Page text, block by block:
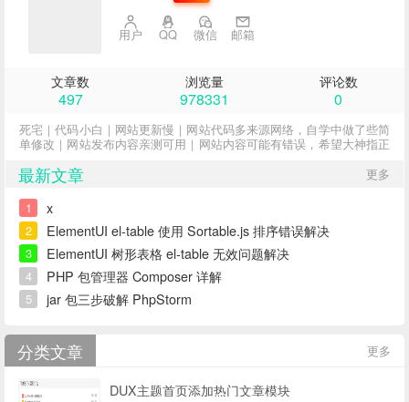
用户 QQ 微信 邮箱
文章数
497
浏览量
978331
评论数
0
死宅｜代码小白｜网站更新慢｜网站代码多来源网络，自学中做了些简
单修改｜网站发布内容亲测可用｜网站内容可能有错误，希望大神指正
更多
最新文章
1 x
2 ElementUI el-table 使用 Sortable.js 排序错误解决
3 ElementUI 树形表格 el-table 无效问题解决
4 PHP 包管理器 Composer 详解
5 jar 包三步破解 PhpStorm
更多
分类文章
DUX主题首页添加热门文章模块